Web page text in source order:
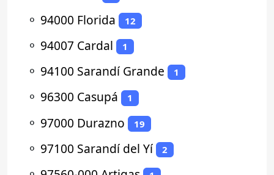
⚬ 94000 Florida 12
⚬ 94007 Cardal 1
⚬ 94100 Sarandí Grande 1
⚬ 96300 Casupá 1
⚬ 97000 Durazno 19
⚬ 97100 Sarandí del Yí 2